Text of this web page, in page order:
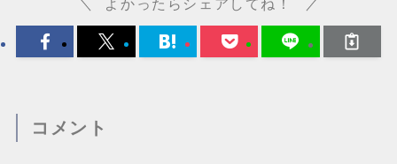
よかったらシェアしてね！
コメント